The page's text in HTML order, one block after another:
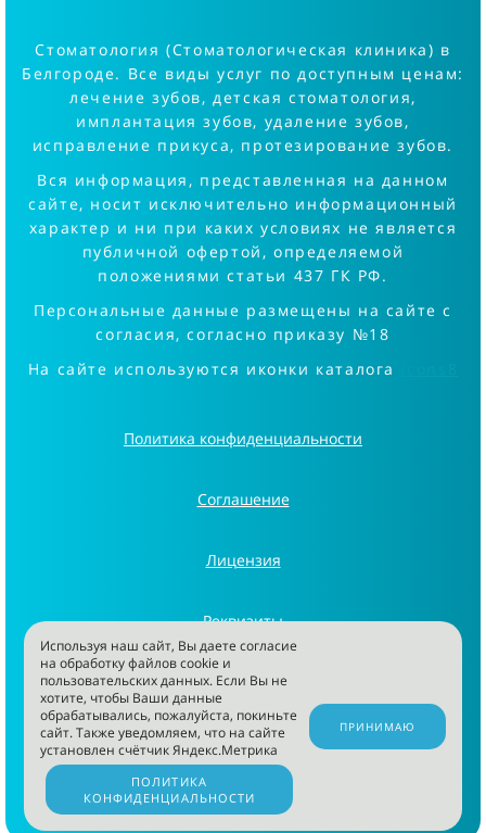
Стоматология (Стоматологическая клиника) в
Белгороде. Все виды услуг по доступным ценам:
лечение зубов, детская стоматология,
имплантация зубов, удаление зубов,
исправление прикуса, протезирование зубов.
Вся информация, представленная на данном
сайте, носит исключительно информационный
характер и ни при каких условиях не является
публичной офертой, определяемой
положениями статьи 437 ГК РФ.
Персональные данные размещены на сайте с
согласия, согласно приказу №18
На сайте используются иконки каталога
Политика конфиденциальности
Соглашение
Лицензия
Реквизиты
Информация
ООО "ЦЕНТР СЕМЕЙНОЙ
СТОМАТОЛОГИИ" 2026
Используя наш сайт, Вы даете согласие
на обработку файлов cookie и
пользовательских данных. Если Вы не
хотите, чтобы Ваши данные
обрабатывались, пожалуйста, покиньте
сайт. Также уведомляем, что на сайте
установлен счётчик Яндекс.Метрика
ПОЛИТИКА
КОНФИДЕНЦИАЛЬНОСТИ
ПРИНИМАЮ